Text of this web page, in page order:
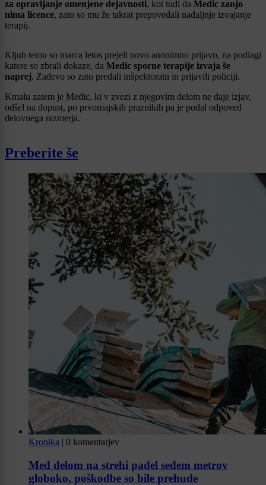
za opravljanje omenjene dejavnosti, kot tudi da Medic zanjo
nima licence, zato so mu že takrat prepovedali nadaljnje izvajanje
terapij.
Kljub temu so marca letos prejeli novo anonimno prijavo, na podlagi
katere so zbrali dokaze, da Medic sporne terapije izvaja še
naprej. Zadevo so zato predali inšpektoratu in prijavili policiji.
Kmalu zatem je Medic, ki v zvezi z njegovim delom ne daje izjav,
odšel na dopust, po prvomajskih praznikih pa je podal odpoved
delovnega razmerja.
Preberite še
Kronika | 0 komentarjev
Med delom na strehi padel sedem metrov
globoko, poškodbe so bile prehude